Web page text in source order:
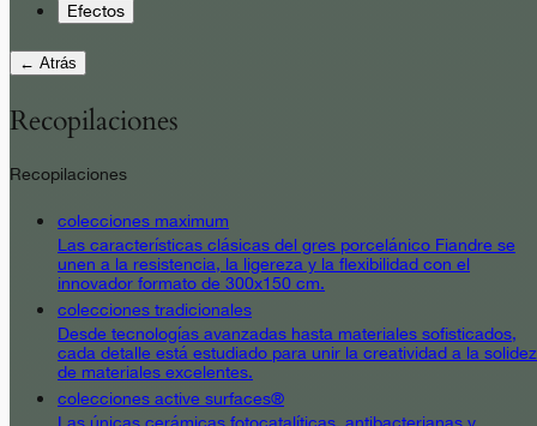
Efectos
← Atrás
Recopilaciones
Recopilaciones
colecciones maximum
Las características clásicas del gres porcelánico Fiandre se
unen a la resistencia, la ligereza y la flexibilidad con el
innovador formato de 300x150 cm.
colecciones tradicionales
Desde tecnologías avanzadas hasta materiales sofisticados,
cada detalle está estudiado para unir la creatividad a la solidez
de materiales excelentes.
colecciones active surfaces®